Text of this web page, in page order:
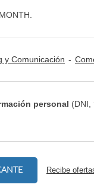
y Comunicación
personal (DNI,
Recibe